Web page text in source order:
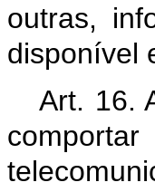
outras,
disponível
Art. 16.